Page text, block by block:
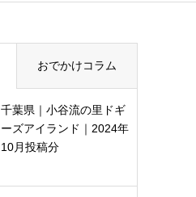
おでかけコラム
千葉県｜小谷流の里ドギ
ーズアイランド｜2024年
10月投稿分